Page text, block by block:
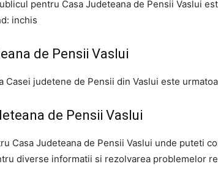
pentru Casa Judeteana de Pensii Vaslui
inchis
de Pensii Vaslui
Casei judetene de Pensii din Vaslui este
de Pensii Vaslui
Casa Judeteana de Pensii Vaslui unde puteti
diverse informatii si rezolvarea problemelor